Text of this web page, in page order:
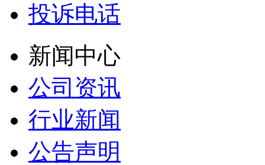
投诉电话
新闻中心
公司资讯
行业新闻
公告声明